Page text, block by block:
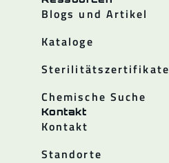
Blogs und Artikel
Kataloge
Sterilitätszertifikate
Chemische Suche
Kontakt
Kontakt
Standorte